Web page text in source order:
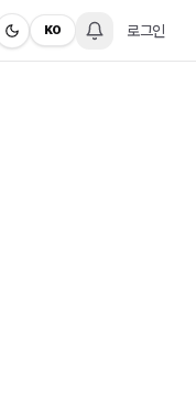
KO 로그인